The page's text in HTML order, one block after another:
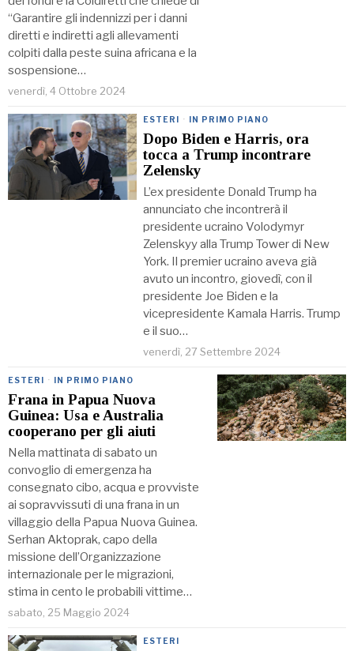
“Garantire gli indennizzi per i danni
diretti e indiretti agli allevamenti
colpiti dalla peste suina africana e la
sospensione…
venerdì, 4 Ottobre 2024
ESTERI · IN PRIMO PIANO
Dopo Biden e Harris, ora
tocca a Trump incontrare
Zelensky
L’ex presidente Donald Trump ha
annunciato che incontrerà il
presidente ucraino Volodymyr
Zelenskyy alla Trump Tower di New
York. Il premier ucraino aveva già
avuto un incontro, giovedì, con il
presidente Joe Biden e la
vicepresidente Kamala Harris. Trump
e il suo…
venerdì, 27 Settembre 2024
ESTERI · IN PRIMO PIANO
Frana in Papua Nuova
Guinea: Usa e Australia
cooperano per gli aiuti
Nella mattinata di sabato un
convoglio di emergenza ha
consegnato cibo, acqua e provviste
ai sopravvissuti di una frana in un
villaggio della Papua Nuova Guinea.
Serhan Aktoprak, capo della
missione dell’Organizzazione
internazionale per le migrazioni,
stima in cento le probabili vittime…
sabato, 25 Maggio 2024
ESTERI